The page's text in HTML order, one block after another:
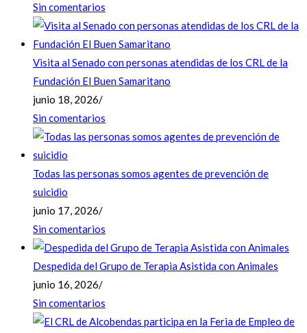
Sin comentarios
Visita al Senado con personas atendidas de los CRL de la
Fundación El Buen Samaritano
junio 18, 2026/
Sin comentarios
Todas las personas somos agentes de prevención de
suicidio
junio 17, 2026/
Sin comentarios
Despedida del Grupo de Terapia Asistida con Animales
junio 16, 2026/
Sin comentarios